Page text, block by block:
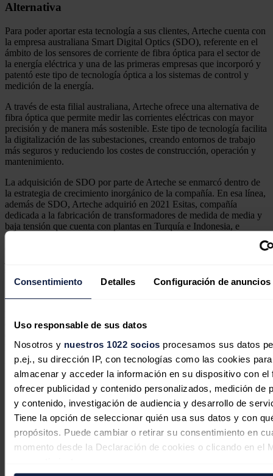
Consentimiento Detalles Configuración de anuncios
Uso responsable de sus datos
Nosotros y nuestros 1022 socios procesamos sus datos
p.ej., su dirección IP, con tecnologías como las cookies para
almacenar y acceder la información en su dispositivo con el
ofrecer publicidad y contenido personalizados, medición de
y contenido, investigación de audiencia y desarrollo de
Tiene la opción de seleccionar quién usa sus datos y con
propósitos. Puede cambiar o retirar su consentimiento en
momento desde la Declaración de cookies o clicando en el
Alternativa
Para poder aportar esta tecnología a sus clientes, Arteche cuenta con
la empresa australiana Smart Digital Optics (SDO), referente en el
ámbito de los sensores de corriente de fibra óptica para el sector de
la energía eléctrica y una de las primeras empresas que incorporó y
patentó este tipo de tecnología óptica a los sistemas de control y
medición de la energía.
A través de esta filial australiana, Arteche ofrece una alternativa de
fibra óptica que permite medir las corrientes eléctricas con mayor
precisión y de manera más sostenible. Este tipo de tecnología facilita
la digitalización de las subestaciones, creando entornos de trabajo
más seguros y reduciendo los costes de construcción, operación y
mantenimiento.
La adquisición de SDO por parte de Arteche se enmarcó dentro de
la estrategia de crecimiento inorgánico de la compañía. En esa línea,
además de SDO, Arteche adquirió en 2021 Esitas, compañía
dedicada a la fabricación de transformadores de medida de media y
baja tensión que cuenta con plantas en Turquía e Indonesia, e
incorporó a Hitachi Energy en Arteche Gas Insulated Transformers
"posicionarse como pieza clave en los proyectos de fusión nuclear
cuando todas las tendencias apuntan hacia este como fundamental
procesos" han concluido.
Noticias relacionadas
EDP invita a conocer en la FIDMA el
presente y futuro de la energía en